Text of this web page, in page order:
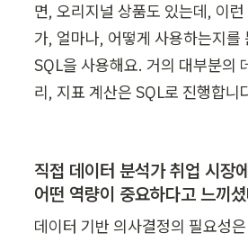
면, 오리지널 상품도 있는데, 이
가, 얼마나, 어떻게 사용하는지를
SQL을 사용해요. 거의 대부분의
리, 지표 계산은 SQL로 진행합니
직접 데이터 분석가 취업 시장
어떤 역량이 중요하다고 느끼
데이터 기반 의사결정의 필요성